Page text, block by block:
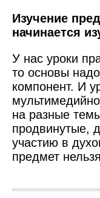
Изучение
начинается
У нас уроки
то основы
компонент. И
на разные
продвинутые,
участию в
предмет